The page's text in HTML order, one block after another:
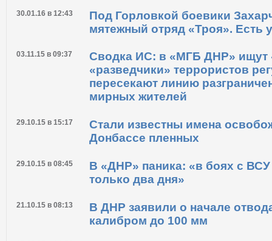
30.01.16 в 12:43
Под Горловкой боевики
мятежный отряд «Троя». Есть
03.11.15 в 09:37
Сводка ИС: в «МГБ ДНР» ищут
«разведчики» террористов
пересекают линию
мирных жителей
29.10.15 в 15:17
Стали известны имена
Донбассе пленных
29.10.15 в 08:45
В «ДНР» паника: «в боях с
только два дня»
21.10.15 в 08:13
В ДНР заявили о начале
калибром до 100 мм